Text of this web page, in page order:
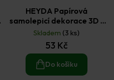
HEYDA Papírová
samolepicí dekorace 3D -
podzimní listí 10 ks
Skladem (3 ks)
53 Kč
Do košíku